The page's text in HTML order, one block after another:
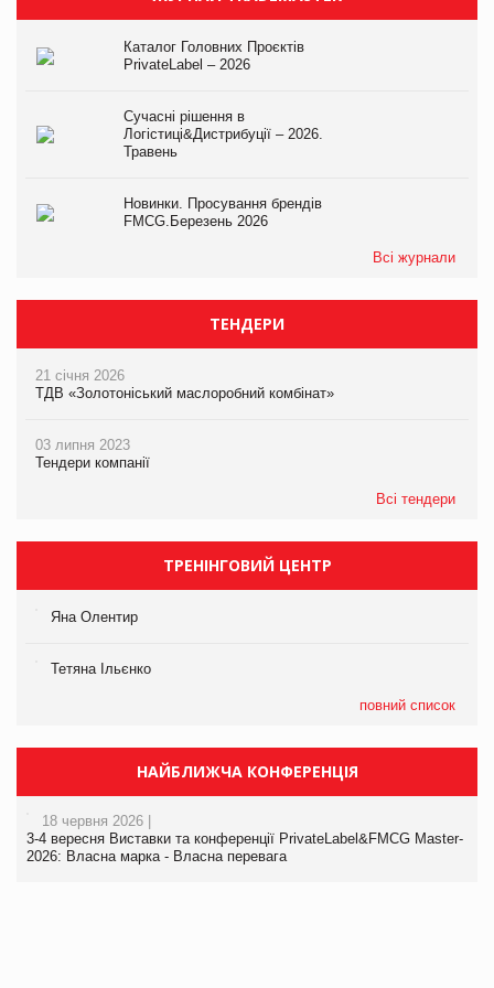
Каталог Головних Проєктів
PrivateLabel – 2026
Сучасні рішення в
Логістиці&Дистрибуції – 2026.
Травень
Новинки. Просування брендів
FMCG.Березень 2026
Всі журнали
ТЕНДЕРИ
21 січня 2026
ТДВ «Золотоніський маслоробний комбінат»
03 липня 2023
Тендери компанії
Всі тендери
ТРЕНІНГОВИЙ ЦЕНТР
Яна Олентир
Тетяна Ільєнко
повний список
НАЙБЛИЖЧА КОНФЕРЕНЦІЯ
18 червня 2026 |
3-4 вересня Виставки та конференції PrivateLabel&FMCG Master-
2026: Власна марка - Власна перевага